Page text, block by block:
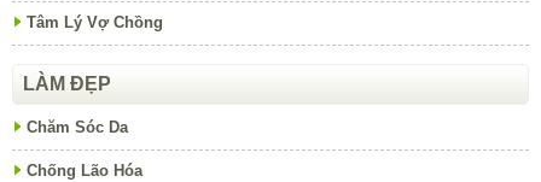
Tâm Lý Vợ Chồng
LÀM ĐẸP
Chăm Sóc Da
Chống Lão Hóa